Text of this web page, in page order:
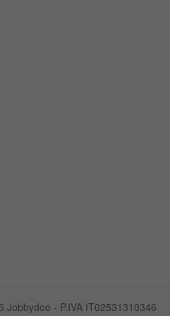
Jobbydoo - P.IVA IT02531310346